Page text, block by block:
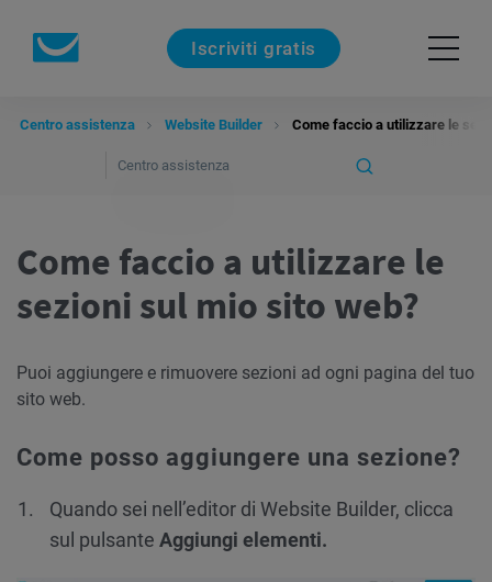
Iscriviti gratis
Centro assistenza Website Builder Come faccio a utilizzare le
Come faccio a utilizzare le
sezioni sul mio sito web?
Puoi aggiungere e rimuovere sezioni ad ogni pagina del tuo
sito web.
Come posso aggiungere una sezione?
Quando sei nell’editor di Website Builder, clicca
sul pulsante Aggiungi elementi.